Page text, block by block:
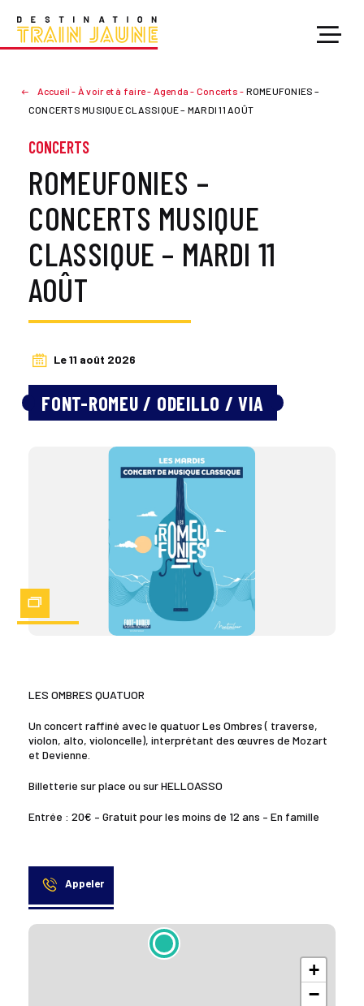
Accueil - À voir et à faire- Agenda - Concerts - ROMEUFONIES –
CONCERTS MUSIQUE CLASSIQUE – MARDI 11 AOÛT
CONCERTS
ROMEUFONIES –
CONCERTS MUSIQUE
CLASSIQUE – MARDI 11
AOÛT
Le 11 août 2026
FONT-ROMEU / ODEILLO / VIA
Zoom
LES OMBRES QUATUOR
Un concert raffiné avec le quatuor Les Ombres ( traverse,
violon, alto, violoncelle), interprétant des œuvres de Mozart
et Devienne.
Billetterie sur place ou sur HELLOASSO
Entrée : 20€ – Gratuit pour les moins de 12 ans – En famille
Appeler
+
−